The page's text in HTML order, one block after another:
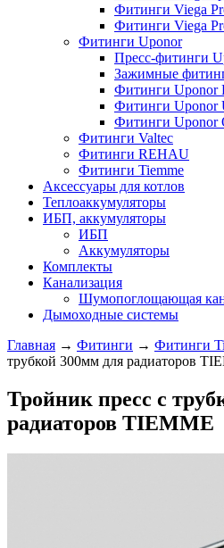
Фитинги Viega
Фитинги Viega
Фитинги Uponor
Пресс-фитинги
Зажимные
Фитинги Uponor
Фитинги Uponor
Фитинги Uponor
Фитинги Valtec
Фитинги REHAU
Фитинги Tiemme
Аксессуары для котлов
Теплоаккумуляторы
ИБП, аккумуляторы
ИБП
Аккумуляторы
Комплекты
Канализация
Шумопоглощающая
Дымоходные системы
Главная → Фитинги → Фитинги
трубкой 300мм для радиаторов
Тройник пресс с
радиаторов TIEMME